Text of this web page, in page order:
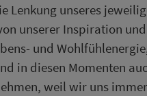
Lenkung unseres
unserer Inspiration
und
in diesen Momenten
weil wir uns